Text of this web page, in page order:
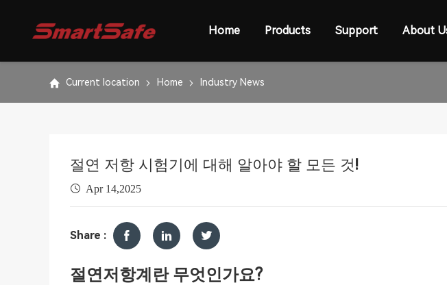
Home Products Support About
Current location Home Industry News
절연 저항 시험기에 대해 알아야 할 모든 것!
Apr 14,2025
Share :
절연저항계란 무엇인가요?